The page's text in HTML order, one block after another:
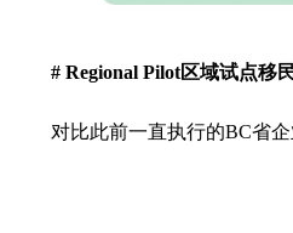
# Regional Pilot区域试点移
对比此前一直执行的BC省